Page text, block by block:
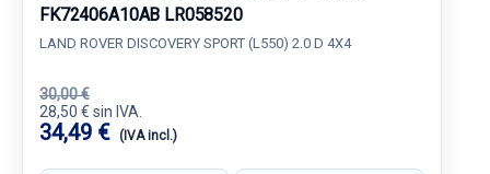
FK72406A10AB LR058520
LAND ROVER DISCOVERY SPORT (L550) 2.0 D 4X4
30,00 €
28,50 € sin IVA.
34,49 € (IVA incl.)